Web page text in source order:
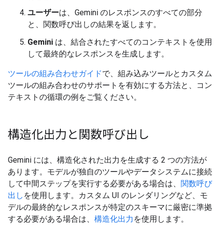
ユーザーは、Gemini のレスポンスのすべての部分
と、関数呼び出しの結果を返します。
Gemini は、結合されたすべてのコンテキストを使用
して最終的なレスポンスを生成します。
ツールの組み合わせガイドで、組み込みツールとカスタム
ツールの組み合わせのサポートを有効にする方法と、コン
テキストの循環の例をご覧ください。
構造化出力と関数呼び出し
Gemini には、構造化された出力を生成する 2 つの方法が
あります。モデルが独自のツールやデータシステムに接続
して中間ステップを実行する必要がある場合は、 関数呼び
出し を使用します。カスタム UI のレンダリングなど、モ
デルの最終的なレスポンスが特定のスキーマに厳密に準拠
する必要がある場合は、 構造化出力 を使用します。